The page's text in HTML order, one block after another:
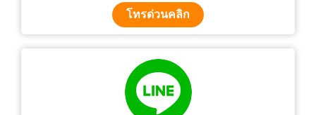
โทรด่วนคลิก